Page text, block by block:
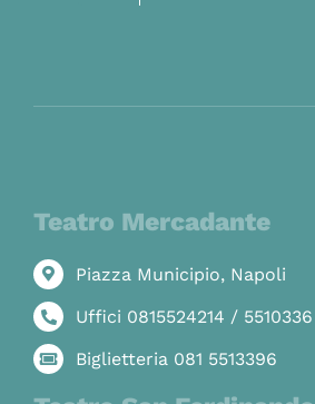
Teatro Mercadante
Piazza Municipio, Napoli
Uffici 0815524214 / 5510336
Biglietteria 081 5513396